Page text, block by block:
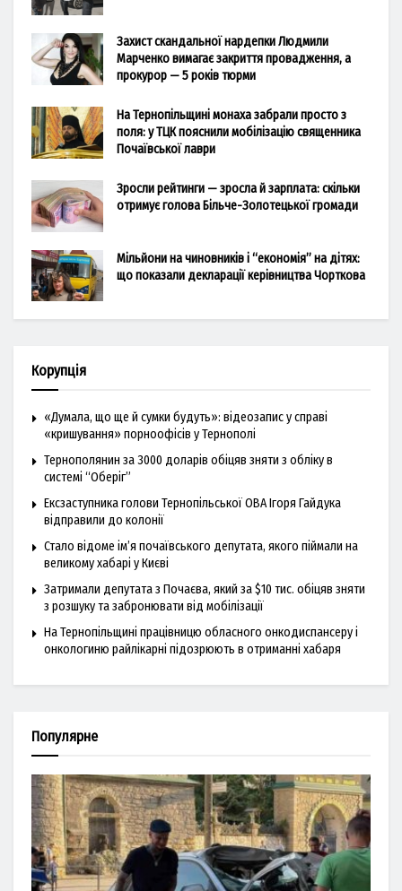
Захист скандальної нардепки Людмили
Марченко вимагає закриття провадження, а
прокурор — 5 років тюрми
На Тернопільщині монаха забрали просто з
поля: у ТЦК пояснили мобілізацію священника
Почаївської лаври
Зросли рейтинги — зросла й зарплата: скільки
отримує голова Більче-Золотецької громади
Мільйони на чиновників і “економія” на дітях:
що показали декларації керівництва Чорткова
Корупція
«Думала, що ще й сумки будуть»: відеозапис у справі
«кришування» порноофісів у Тернополі
Тернополянин за 3000 доларів обіцяв зняти з обліку в
системі “Оберіг”
Ексзаступника голови Тернопільської ОВА Ігоря Гайдука
відправили до колонії
Стало відоме ім’я почаївського депутата, якого піймали на
великому хабарі у Києві
Затримали депутата з Почаєва, який за $10 тис. обіцяв зняти
з розшуку та забронювати від мобілізації
На Тернопільщині працівницю обласного онкодиспансеру і
онкологиню райлікарні підозрюють в отриманні хабаря
Популярне